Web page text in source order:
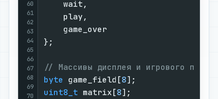
60
61
62
63
64
65
66
67
68
69
70
    wait,
    play,
    game_over
};
// Массивы дисплея и игрового поля
byte game_field[8
uint8_t matrix[8];